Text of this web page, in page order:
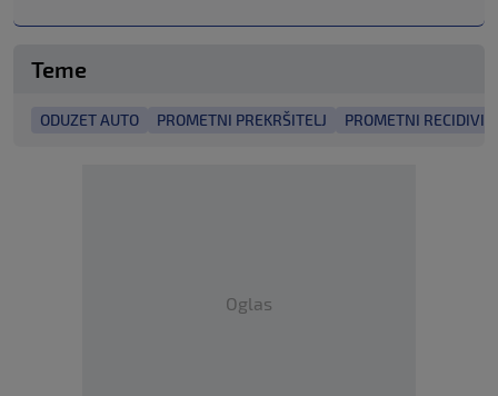
Teme
ODUZET AUTO PROMETNI PREKRŠITELJ PROMETNI
Oglas